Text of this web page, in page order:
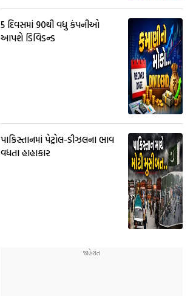
5 દિવસમાં 90થી વધુ કંપનીઓ
આપશે ડિવિડન્ડ
પાકિસ્તાનમાં પેટ્રોલ-ડીઝલના ભાવ
વધતા હાહાકાર